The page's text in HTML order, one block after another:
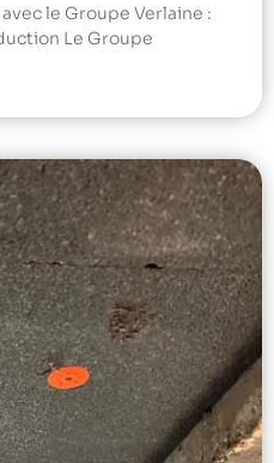
le Groupe Verlaine :
Le Groupe